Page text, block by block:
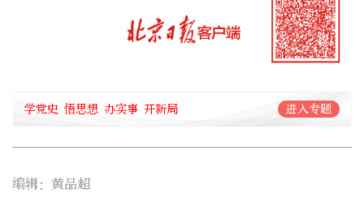
学党史 悟思想 办实事 开新局 进入专题
编辑：黄品超